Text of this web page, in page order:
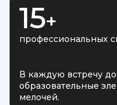
15+
профессиональных
В каждую встречу
образовательные
мелочей.